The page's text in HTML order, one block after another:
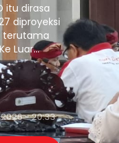
itu dirasa
diproyeksi
terutama
Luar
- 20:33